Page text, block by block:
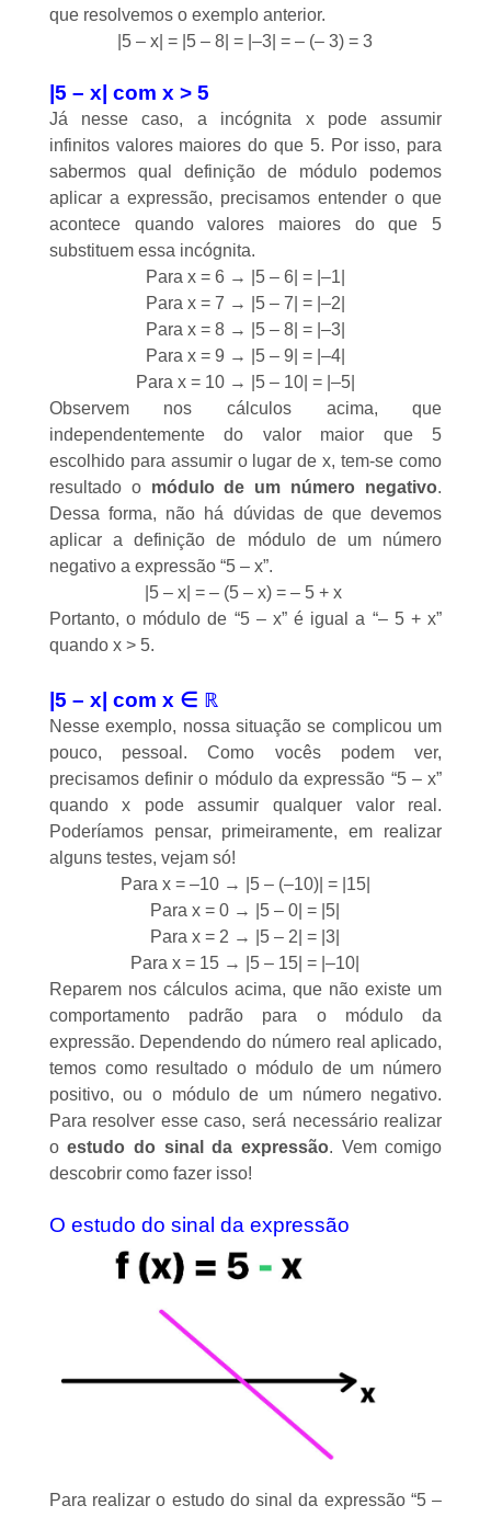
que resolvemos o exemplo anterior.
|5 – x| = |5 – 8| = |–3| = – (– 3) = 3
|5 – x| com x > 5
Já nesse caso, a incógnita x pode assumir
infinitos valores maiores do que 5. Por isso, para
sabermos qual definição de módulo podemos
aplicar a expressão, precisamos entender o que
acontece quando valores maiores do que 5
substituem essa incógnita.
Para x = 6 → |5 – 6| = |–1|
Para x = 7 → |5 – 7| = |–2|
Para x = 8 → |5 – 8| = |–3|
Para x = 9 → |5 – 9| = |–4|
Para x = 10 → |5 – 10| = |–5|
Observem nos cálculos acima, que
independentemente do valor maior que 5
escolhido para assumir o lugar de x, tem-se como
resultado o módulo de um número negativo.
Dessa forma, não há dúvidas de que devemos
aplicar a definição de módulo de um número
negativo a expressão “5 – x”.
|5 – x| = – (5 – x) = – 5 + x
Portanto, o módulo de “5 – x” é igual a “– 5 + x”
quando x > 5.
|5 – x| com x ∈ ℝ
Nesse exemplo, nossa situação se complicou um
pouco, pessoal. Como vocês podem ver,
precisamos definir o módulo da expressão “5 – x”
quando x pode assumir qualquer valor real.
Poderíamos pensar, primeiramente, em realizar
alguns testes, vejam só!
Para x = –10 → |5 – (–10)| = |15|
Para x = 0 → |5 – 0| = |5|
Para x = 2 → |5 – 2| = |3|
Para x = 15 → |5 – 15| = |–10|
Reparem nos cálculos acima, que não existe um
comportamento padrão para o módulo da
expressão. Dependendo do número real aplicado,
temos como resultado o módulo de um número
positivo, ou o módulo de um número negativo.
Para resolver esse caso, será necessário realizar
oestudo do sinal da expressão. Vem comigo
descobrir como fazer isso!
O estudo do sinal da expressão
Para realizar o estudo do sinal da expressão “5 –